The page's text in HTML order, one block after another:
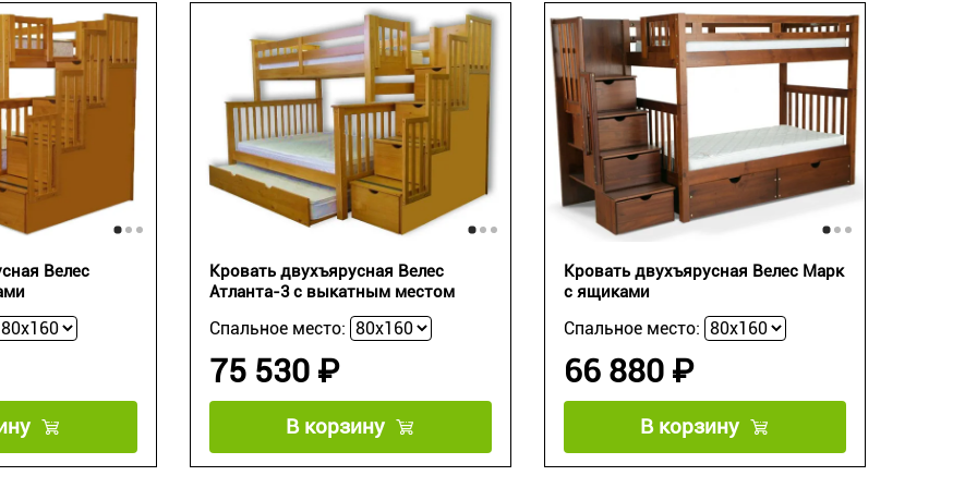
Велес
Кровать двухъярусная Велес
Атланта-3 с выкатным местом
Спальное место:
75 530 ₽
В корзину
Кровать двухъярусная Велес Марк
с ящиками
Спальное место:
66 880 ₽
В корзину